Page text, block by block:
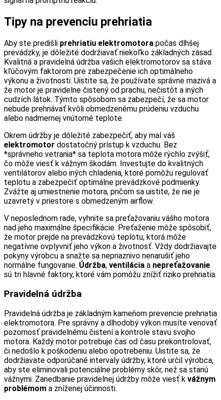
Tipy na prevenciu prehriatia
Aby ste predišli prehriatiu elektromotora počas dlhšej
prevádzky, je dôležité dodržiavať niekoľko základných zásad.
Kvalitná a pravidelná údržba vašich elektromotorov sa stáva
kľúčovým faktorom pre zabezpečenie ich optimálneho
výkonu a životnosti. Uistite sa, že používate správne mazivá a
že motor je pravidelne čistený od prachu, nečistôt a iných
cudzích látok. Týmto spôsobom sa zabezpečí, že sa motor
nebude prehriávať kvôli obmedzenému prúdeniu vzduchu
alebo nadmernej vnútorné teplote.
Okrem údržby je dôležité zabezpečiť, aby mal váš
elektromotor dostatočný prístup k vzduchu. Bez
*správneho vetrania* sa teplota motora môže rýchlo zvýšiť,
čo môže viesť k vážnym škodám. Investujte do kvalitných
ventilátorov alebo iných chladenia, ktoré pomôžu regulovať
teplotu a zabezpečiť optimálne prevádzkové podmienky.
Zvážte aj umiestnenie motora, pričom sa uistite, že nie je
uzavretý v priestore s obmedzeným airflow.
V neposlednom rade, vyhnite sa preťažovaniu vášho motora
nad jeho maximálne špecifikácie. Preťaženie môže spôsobiť,
že motor prejde na prevádzkovú teplotu, ktorá môže
negatívne ovplyvniť jeho výkon a životnosť. Vždy dodržiavajte
pokyny výrobcu a snažte sa nepriaznivo nenarušiť jeho
normálne fungovanie. Údržba, ventilácia a nepreťažovanie
sú tri hlavné faktory, ktoré vám pomôžu znížiť riziko prehriatia.
Pravidelná údržba
Pravidelná údržba je základným kameňom prevencie prehriatia
elektromotora. Pre správny a dlhodobý výkon musíte venovať
pozornosť pravidelnému čistení a kontrole stavu svojho
motora. Každý motor potrebuje čas od času prekontrolovať,
či nedošlo k poškodeniu alebo opotrebeniu. Uistite sa, že
dodržiavate odporúčané intervaly údržby, ktoré určil výrobca,
aby ste eliminovali potenciálne problémy skôr, než sa stanú
vážnymi. Zanedbanie pravidelnej údržby môže viesť k vážnym
problémom a zníženej účinnosti.